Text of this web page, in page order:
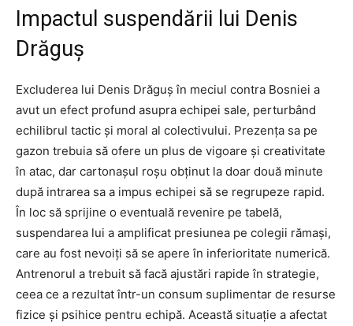
Impactul suspendării lui Denis
Drăguș
Excluderea lui Denis Drăguș în meciul contra Bosniei a
avut un efect profund asupra echipei sale, perturbând
echilibrul tactic și moral al colectivului. Prezența sa pe
gazon trebuia să ofere un plus de vigoare și creativitate
în atac, dar cartonașul roșu obținut la doar două minute
după intrarea sa a impus echipei să se regrupeze rapid.
În loc să sprijine o eventuală revenire pe tabelă,
suspendarea lui a amplificat presiunea pe colegii rămași,
care au fost nevoiți să se apere în inferioritate numerică.
Antrenorul a trebuit să facă ajustări rapide în strategie,
ceea ce a rezultat într-un consum suplimentar de resurse
fizice și psihice pentru echipă. Această situație a afectat